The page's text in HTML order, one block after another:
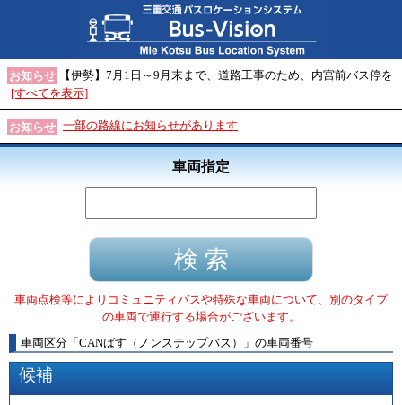
お知らせ
【伊勢】7月1日～9月末まで、道路工事のため、内宮前バス停を
[すべてを表示]
お知らせ 一部の路線にお知らせがあります
車両指定
車両点検等によりコミュニティバスや特殊な車両について、別のタイプ
の車両で運行する場合がございます。
車両区分 「 CANばす（ノンステップバス） 」 の車両番号
候補